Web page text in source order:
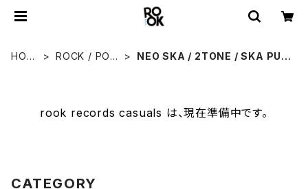
HOM
ROCK / POP
NEO SKA / 2TONE / SKA PUN
rook records casuals は、現在準備中です。
CATEGORY